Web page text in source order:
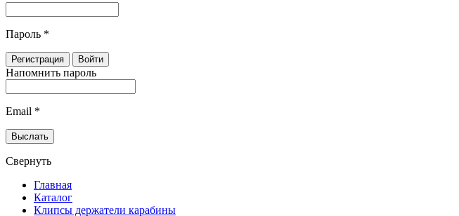
Пароль *
Напомнить пароль
Email *
Свернуть
Главная
Каталог
Клипсы держатели карабины